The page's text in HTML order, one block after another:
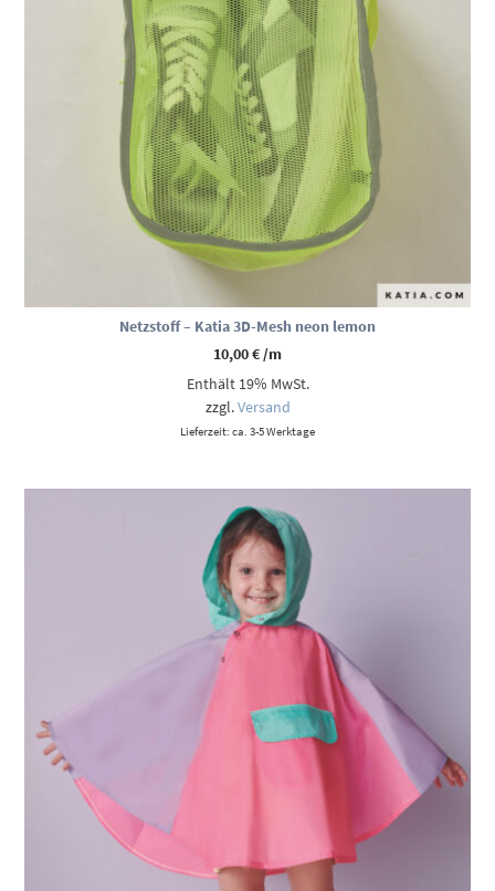
Netzstoff – Katia 3D-Mesh neon lemon
10,00€/m
Enthält 19% MwSt.
zzgl.Versand
Lieferzeit: ca. 3-5 Werktage